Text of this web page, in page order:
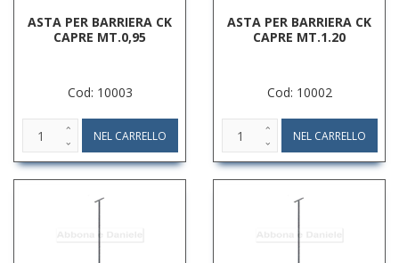
ASTA PER BARRIERA CK
CAPRE MT.0,95
Cod: 10003
ASTA PER BARRIERA CK
CAPRE MT.1.20
Cod: 10002